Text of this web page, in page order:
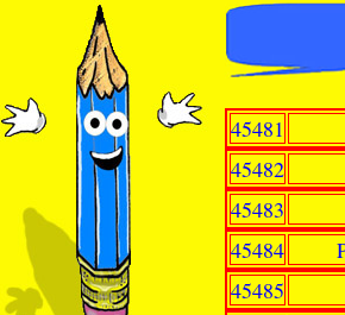
45481
45482
45483
45484
45485